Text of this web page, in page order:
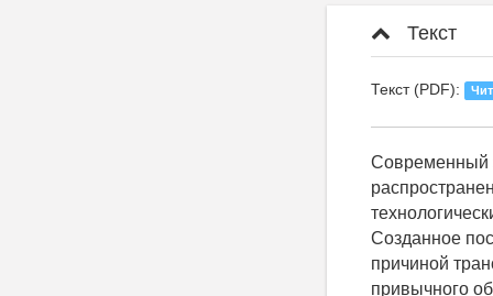
Текст
Текст (PDF):
Современный этап развития общества характеризуется активным внедрением и распространением информационных технологий, формирующими новые технологические феномены, в том числе особый тип виртуальной реальности. Созданное посредством технических средств искусственное пространство стало причиной трансформации разных сфер общественной практики, привело к изменению привычного образа жизни и мышления современного человека, деятельность которого во многом связывается со Интернет-средой. Виртуальность в жизнедеятельности современного человека Воздействие виртуализации обусловило появление новых культурных проявлений в разных сферах жизни общества. Одним из таких проявлений является так называемое «виртуальное предприятие», в котором электронные средства коммуникации играют важнейшую роль в организации и осуществлении трудового процесса, т. к. сотрудники такого предприятия могут находиться в разных регионах страны. Для функционирования «виртуального предприятия» нет необходимости в сохранении его территориальной целостности. Главным средством управления таким предприятием являются автоматические системы, использование которых ведет к количественному уменьшению его работников и, соответственно, к уменьшению производственных издержек. Виртуальные технологии, осуществляющие контроль производственной эффективности, являются основным средством, поддерживающим целостность этого предприятия. Еще одной специфической чертой «виртуального предприятия» является его гибкость, которая проявляется в изменении производственной стратегии и перестройке всей его системы, вследствие чего могут оперативно меняться поставщики и заказы, создаваться и эксплуатироваться новаторские и другие более целесообразные службы при малых